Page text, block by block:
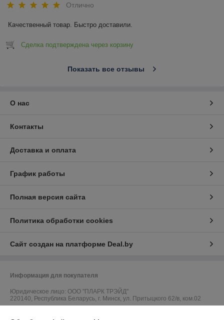
Отлично
Качественный товар. Быстро доставили.
Сделка подтверждена через корзину
Показать все отзывы
О нас
Контакты
Доставка и оплата
График работы
Полная версия сайта
Политика обработки cookies
Сайт создан на платформе Deal.by
Информация для покупателя
Юридическое лицо: ООО "ПЛАРК ТРЭЙД"
220140, Республика Беларусь, г. Минск, ул. Притыцкого 62/в, ком.02